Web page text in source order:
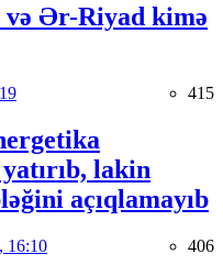
və Ər-Riyad kimə
415
lakin
açıqlamayıb
16:10 406